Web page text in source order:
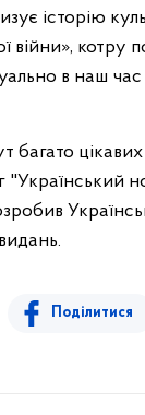
історію
війни», котру
в наш час
багато
"Український
Поділитися